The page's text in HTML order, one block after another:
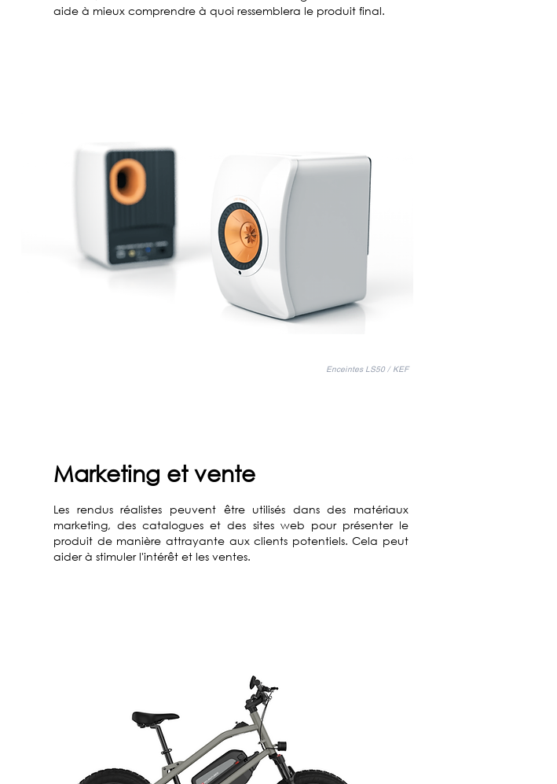
aide à mieux comprendre à quoi ressemblera le produit final.
Enceintes LS50 / KEF
Marketing et vente
Les rendus réalistes peuvent être utilisés dans des matériaux
marketing, des catalogues et des sites web pour présenter le
produit de manière attrayante aux clients potentiels. Cela peut
aider à stimuler l'intérêt et les ventes.